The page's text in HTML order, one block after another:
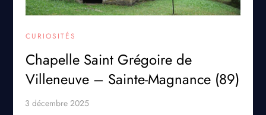
CURIOSITÉS
Chapelle Saint Grégoire de
Villeneuve – Sainte-Magnance (89)